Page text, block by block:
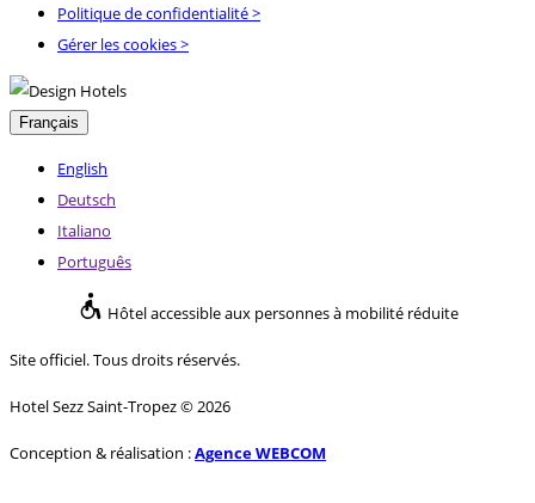
Politique de confidentialité>
Gérer les cookies >
Français
English
Deutsch
Italiano
Português
Hôtel accessible aux personnes à mobilité réduite
Site officiel. Tous droits réservés.
Hotel Sezz Saint-Tropez © 2026
Conception & réalisation :Agence WEBCOM